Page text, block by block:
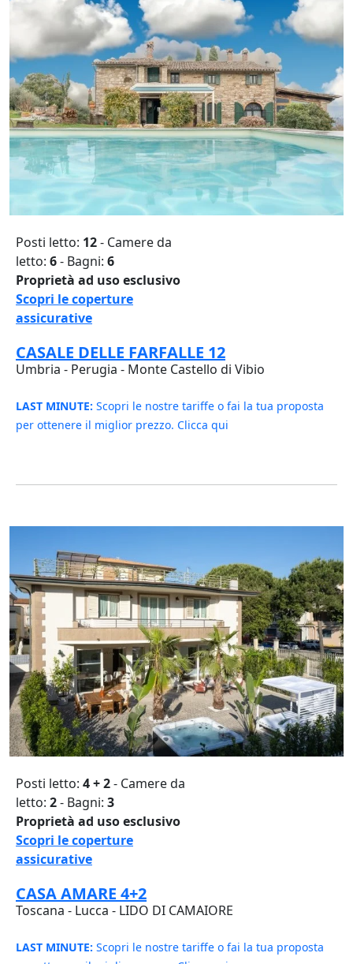
Posti letto: 12- Camere da
letto: 6- Bagni: 6
Proprietà ad uso esclusivo
Scopri le coperture
assicurative
CASALE DELLE FARFALLE 12
Umbria - Perugia - Monte Castello di Vibio
LAST MINUTE: Scopri le nostre tariffe o fai la tua proposta
per ottenere il miglior prezzo. Clicca qui
Posti letto: 4 + 2- Camere da
letto: 2- Bagni: 3
Proprietà ad uso esclusivo
Scopri le coperture
assicurative
CASA AMARE 4+2
Toscana - Lucca - LIDO DI CAMAIORE
LAST MINUTE: Scopri le nostre tariffe o fai la tua proposta